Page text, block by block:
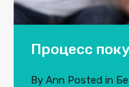
Процесс
By Ann Posted in